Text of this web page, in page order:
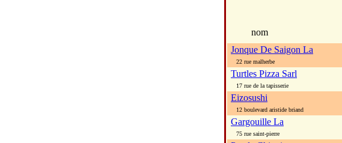
nom
Jonque De Saigon La
22 rue malherbe
Turtles Pizza Sarl
17 rue de la tapisserie
Eizosushi
12 boulevard aristide briand
Gargouille La
75 rue saint-pierre